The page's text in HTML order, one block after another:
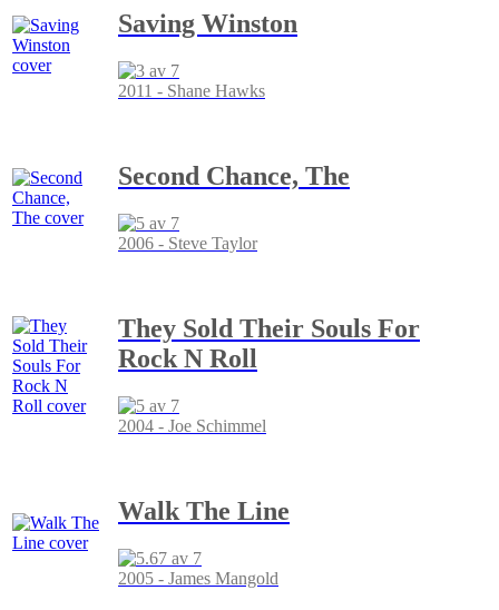
Saving Winston
2011 - Shane Hawks
Second Chance, The
2006 - Steve Taylor
They Sold Their Souls For
Rock N Roll
2004 - Joe Schimmel
Walk The Line
2005 - James Mangold